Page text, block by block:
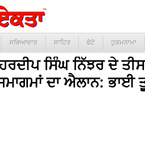
ਸਭਿਆਚਾਰ ਸਾਹਿਤ ਫੋਟੋ ਹੁਕਮਨਾਮਾ
ਸਿੰਘ ਨਿੱਝਰ ਦੇ
ਦਾ ਐਲਾਨ: ਭਾਈ